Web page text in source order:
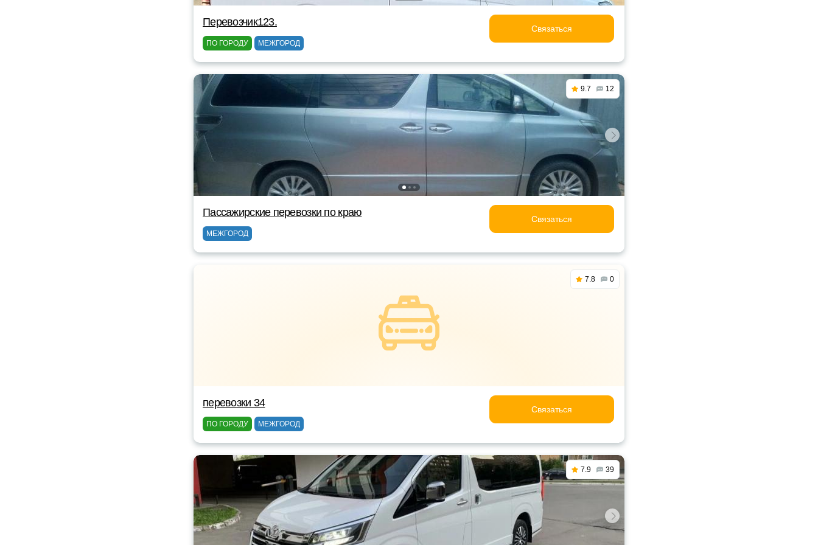
Перевозчик123.
ПО ГОРОДУ МЕЖГОРОД
Связаться
9.7 12
Пассажирские перевозки по краю
МЕЖГОРОД
Связаться
7.8 0
перевозки 34
ПО ГОРОДУ МЕЖГОРОД
Связаться
7.9 39